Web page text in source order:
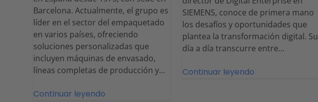
Barcelona. Actualmente, el grupo es
líder en el sector del empaquetado
en varios países, ofreciendo
soluciones personalizadas que
incluyen máquinas de envasado,
líneas completas de producción y…
Continuar leyendo
SIEMENS, conoce de primera mano
los desafíos y oportunidades que
plantea la transformación digital. Su
día a día transcurre entre…
Continuar leyendo